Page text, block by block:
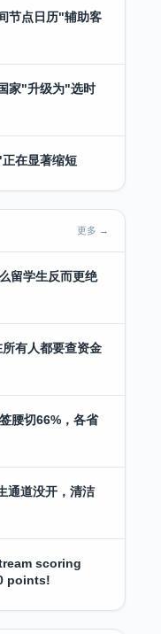
节点日历"辅助客
家"升级为"选时
在显著缩短
更多 →
留学生反而更绝
有人都要查资金
腰切66%，各省
通道没开，清洁
scoring
points!